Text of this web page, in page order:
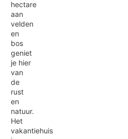
hectare
aan
velden
en
bos
geniet
je hier
van
de
rust
en
natuur.
Het
vakantiehuis